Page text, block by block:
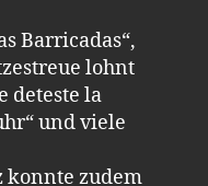
Barricadas“,
lohnt
deteste la
und viele
konnte zudem